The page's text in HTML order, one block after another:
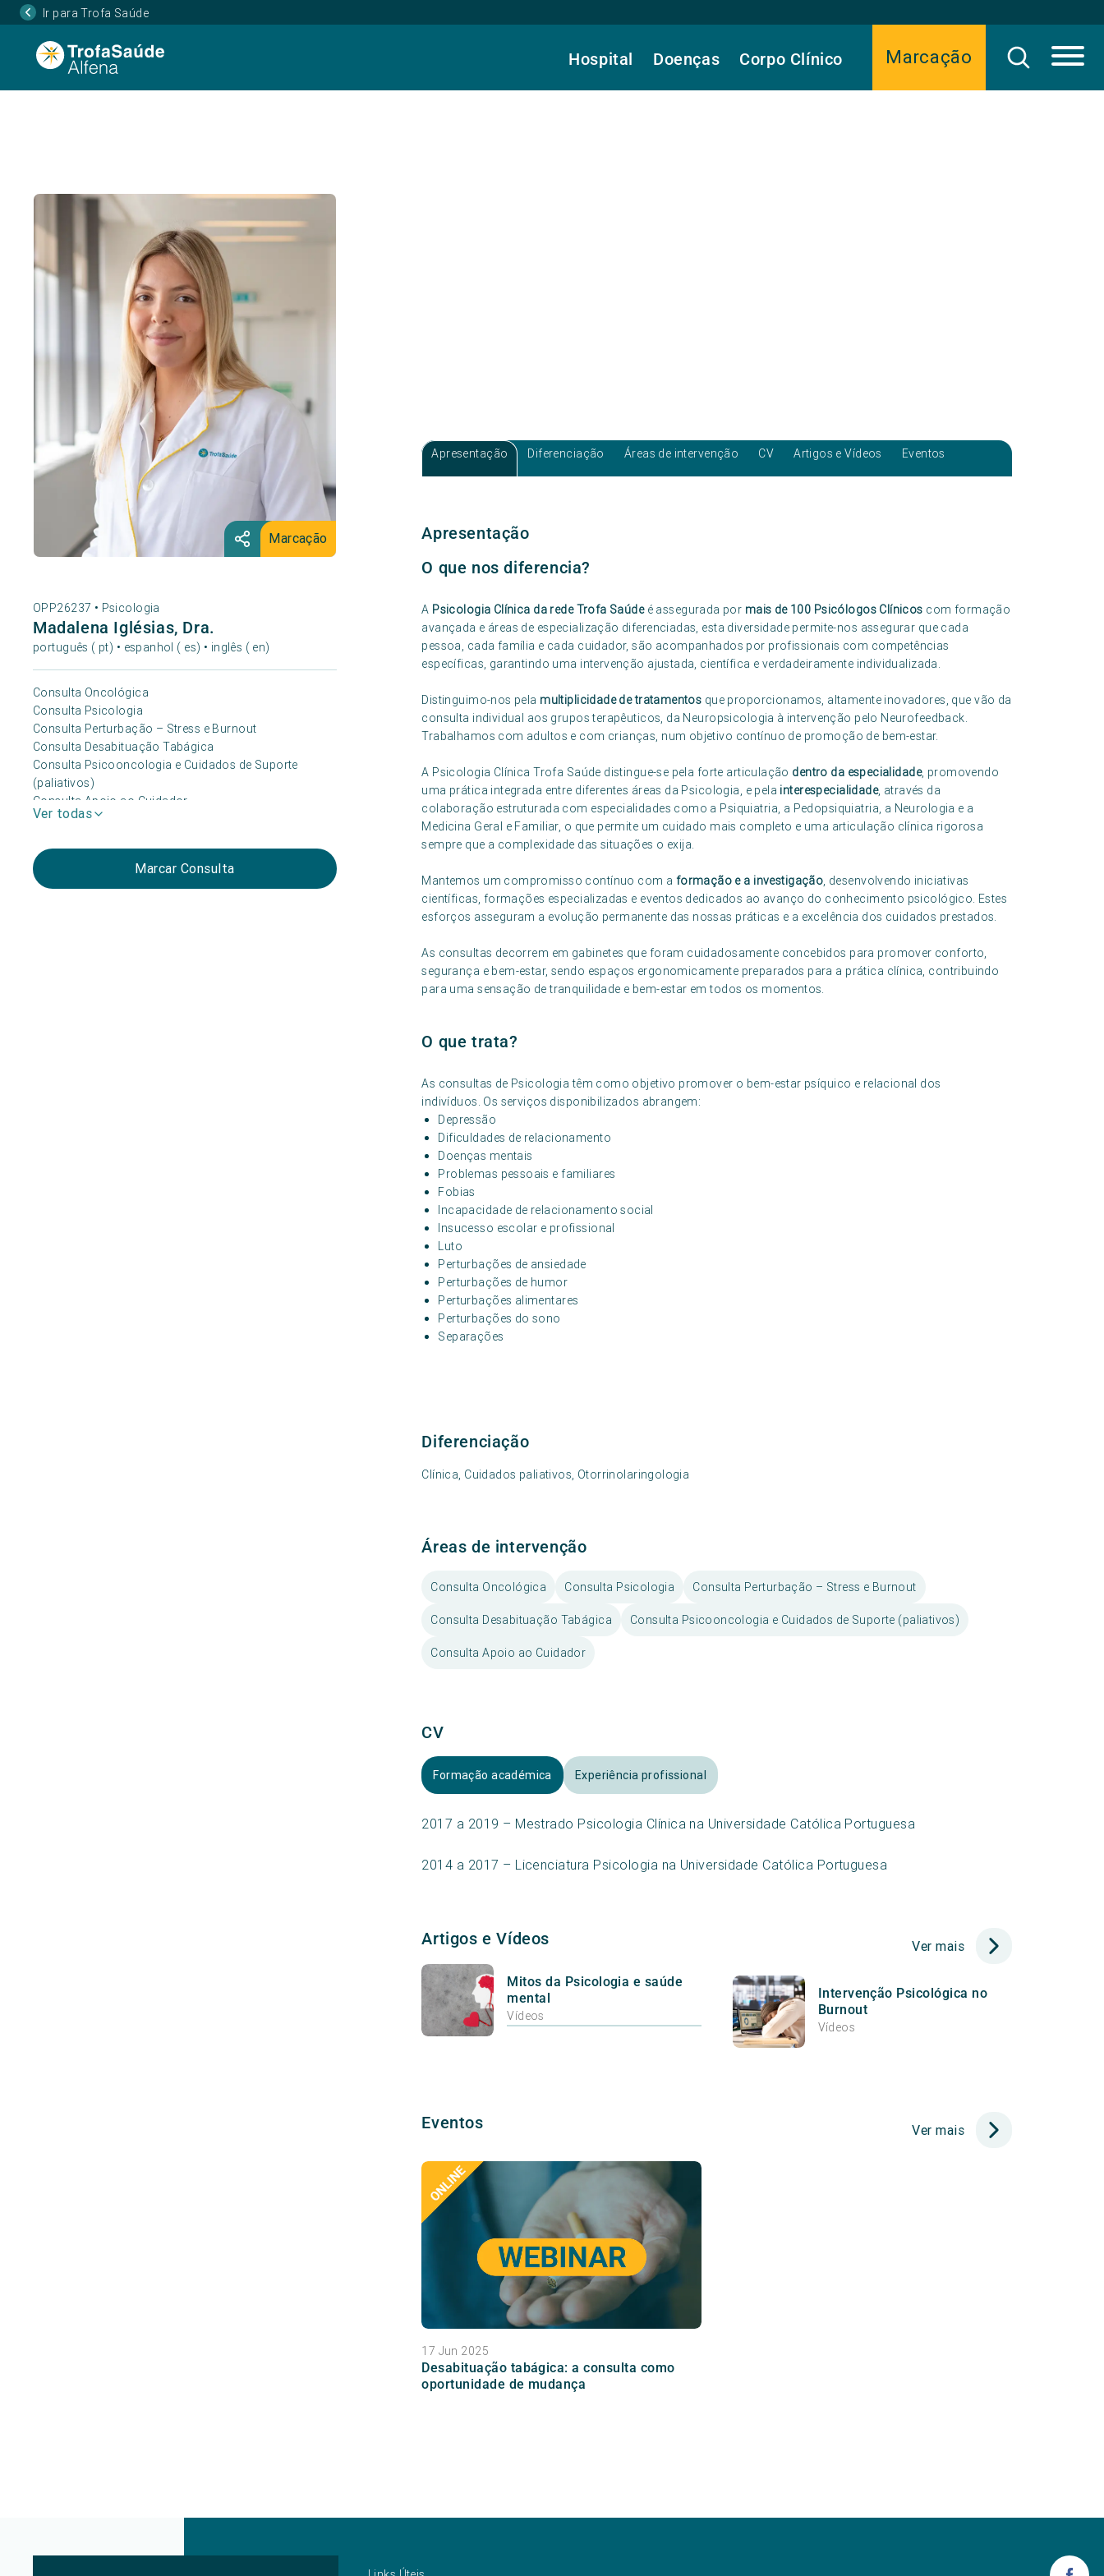
Ir para Trofa Saúde
Marcação
Hospital Doenças Corpo Clínico
Marcação
OPP26237 • Psicologia
Madalena Iglésias, Dra.
português ( pt) • espanhol ( es) • inglês ( en)
Consulta Oncológica
Consulta Psicologia
Consulta Perturbação – Stress e Burnout
Consulta Desabituação Tabágica
Consulta Psicooncologia e Cuidados de Suporte
(paliativos)
Consulta Apoio ao Cuidador
Ver todas
Marcar Consulta
Apresentação Diferenciação Áreas de intervenção CV Artigos e Vídeos Eventos
Apresentação
O que nos diferencia?
A Psicologia Clínica da rede Trofa Saúdeé assegurada por mais de 100 Psicólogos Clínicos com formação
avançada e áreas de especialização diferenciadas, esta diversidade permite-nos assegurar que cada
pessoa, cada família e cada cuidador, são acompanhados por profissionais com competências
específicas, garantindo uma intervenção ajustada, científica e verdadeiramente individualizada.
Distinguimo-nos pela multiplicidade de tratamentos que proporcionamos, altamente inovadores, que vão da
consulta individual aos grupos terapêuticos, da Neuropsicologia à intervenção pelo Neurofeedback.
Trabalhamos com adultos e com crianças, num objetivo contínuo de promoção de bem-estar.
A Psicologia Clínica Trofa Saúde distingue-se pela forte articulação dentro da especialidade, promovendo
uma prática integrada entre diferentes áreas da Psicologia, e pela interespecialidade, através da
colaboração estruturada com especialidades como a Psiquiatria, a Pedopsiquiatria, a Neurologia e a
Medicina Geral e Familiar, o que permite um cuidado mais completo e uma articulação clínica rigorosa
sempre que a complexidade das situações o exija.
Mantemos um compromisso contínuo com a formação e a investigação, desenvolvendo iniciativas
científicas, formações especializadas e eventos dedicados ao avanço do conhecimento psicológico. Estes
esforços asseguram a evolução permanente das nossas práticas e a excelência dos cuidados prestados.
As consultas decorrem em gabinetes que foram cuidadosamente concebidos para promover conforto,
segurança e bem-estar, sendo espaços ergonomicamente preparados para a prática clínica, contribuindo
para uma sensação de tranquilidade e bem-estar em todos os momentos.
O que trata?
As consultas de Psicologia têm como objetivo promover o bem-estar psíquico e relacional dos
indivíduos. Os serviços disponibilizados abrangem:
Depressão
Dificuldades de relacionamento
Doenças mentais
Problemas pessoais e familiares
Fobias
Incapacidade de relacionamento social
Insucesso escolar e profissional
Luto
Perturbações de ansiedade
Perturbações de humor
Perturbações alimentares
Perturbações do sono
Separações
Diferenciação
Clínica, Cuidados paliativos, Otorrinolaringologia
Áreas de intervenção
Consulta Oncológica Consulta Psicologia Consulta Perturbação – Stress e Burnout
Consulta Desabituação Tabágica Consulta Psicooncologia e Cuidados de Suporte (paliativos)
Consulta Apoio ao Cuidador
CV
Formação académica Experiência profissional
2017 a 2019 – Mestrado Psicologia Clínica na Universidade Católica Portuguesa
2014 a 2017 – Licenciatura Psicologia na Universidade Católica Portuguesa
Artigos e Vídeos Ver mais
Mitos da Psicologia e saúde
mental
Vídeos
Intervenção Psicológica no
Burnout
Vídeos
Eventos Ver mais
17 Jun 2025
Desabituação tabágica: a consulta como
oportunidade de mudança